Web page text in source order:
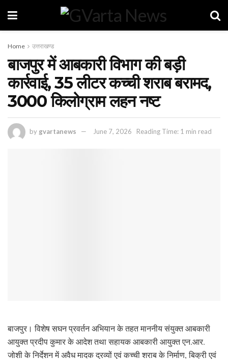
Home उत्तराखण्ड
बाजपुर में आबकारी विभाग की बड़ी
कार्रवाई, 35 लीटर कच्ची शराब बरामद,
3000 किलोग्राम लहन नष्ट
by gvartanews June 7, 2026 Reading Time: 1 min read
बाजपुर। विशेष सघन प्रवर्तन अभियान के तहत माननीय संयुक्त आबकारी
आयुक्त प्रदीप कुमार के आदेश तथा सहायक आबकारी आयुक्त एन.आर.
जोशी के निर्देशन में अवैध मादक द्रव्यों एवं कच्ची शराब के निर्माण, बिक्री एवं